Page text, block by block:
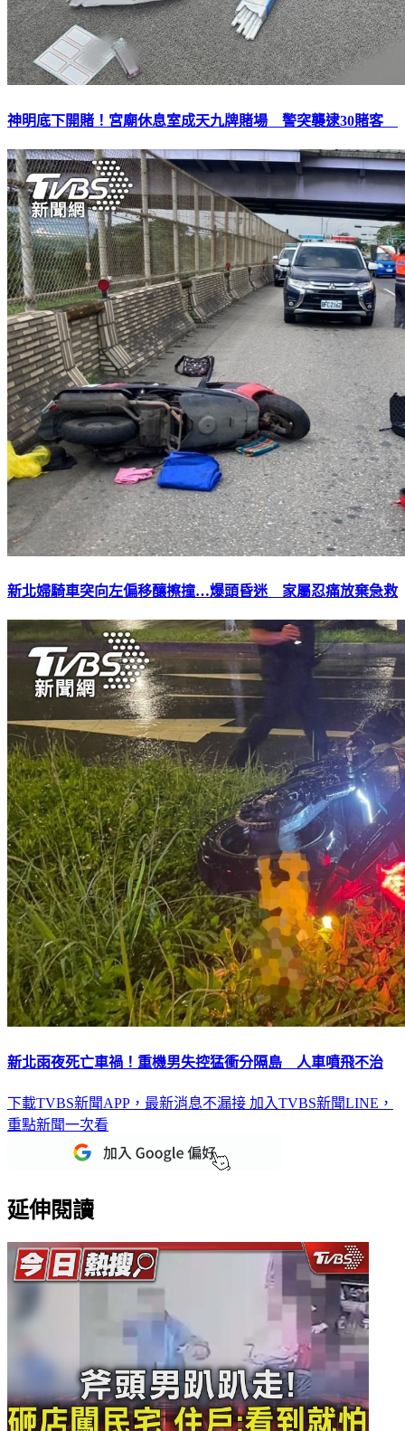
神明底下開賭！宮廟休息室成天九牌賭場 警突襲逮30賭客
新北婦騎車突向左偏移釀擦撞…爆頭昏迷 家屬忍痛放棄急救
新北雨夜死亡車禍！重機男失控猛衝分隔島 人車噴飛不治
下載TVBS新聞APP，最新消息不漏接 加入TVBS新聞LINE，
重點新聞一次看
延伸閱讀